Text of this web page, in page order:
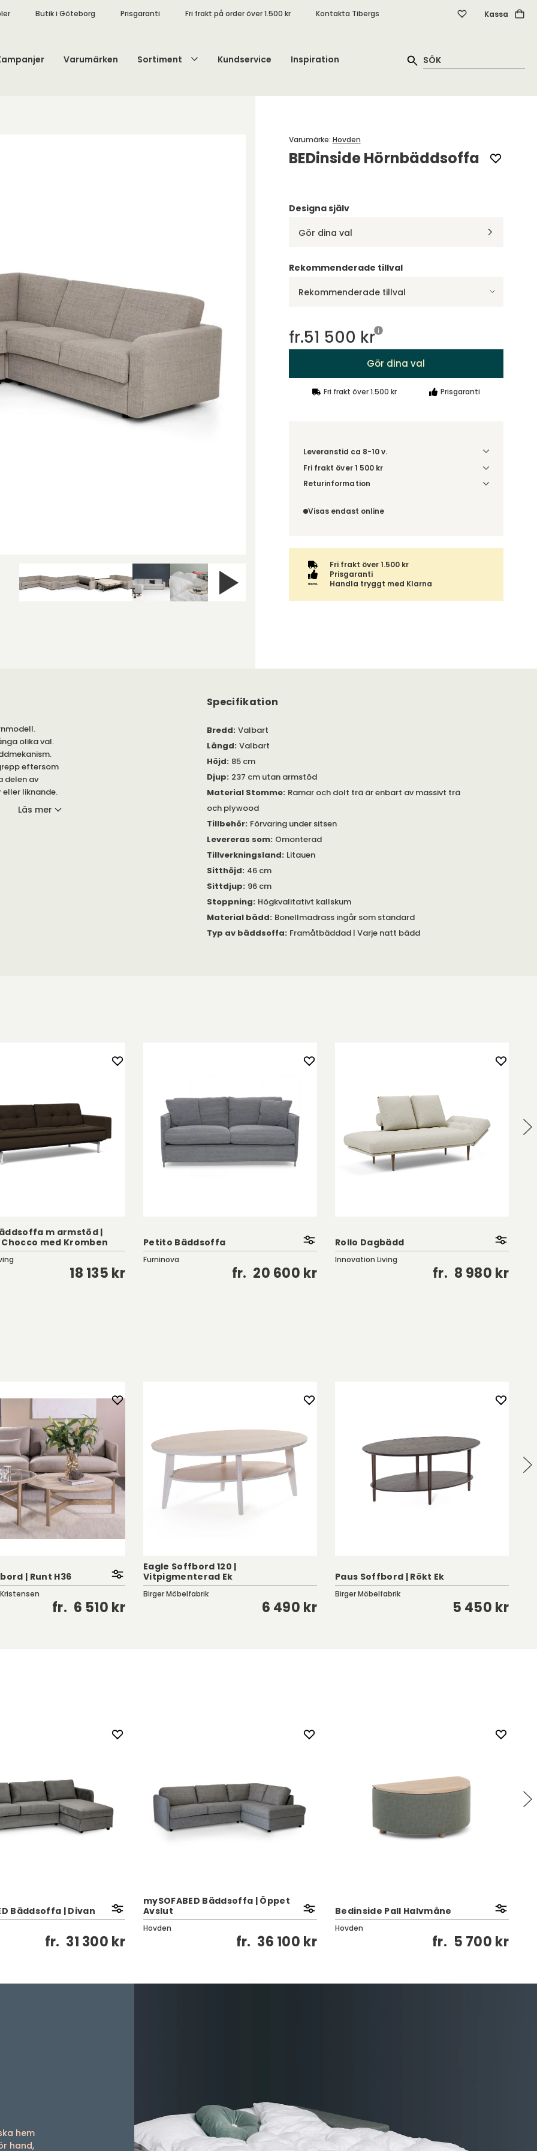
Butik i Göteborg Prisgaranti Fri frakt på order över 1.500 kr Kontakta Tibergs Kassa
Varumärken Sortiment Kundservice Inspiration
BEDinside Hörnbäddsoffa
Varumärke: Hovden
Designa själv
Gör dina val
Rekommenderade tillval
Rekommenderade tillval
fr.51 500 kr
Gör dina val
Fri frakt över 1.500 kr Prisgaranti
Leveranstid ca 8-10 v.
Fri frakt över 1 500 kr
Välj utförande via 'Gör dina val' för
Returinformation
omfattas därför inte av ångerrätten.
Visas endast online
Fri frakt över 1.500 kr
Prisgaranti
Handla tryggt med Klarna
olika val.
eftersom
delen av
liknande.
andra
resp 160 cm
Läs mer
Specifikation
Bredd: Valbart
Längd: Valbart
Höjd: 85 cm
Djup: 237 cm utan armstöd
Material Stomme: Ramar och dolt trä är enbart av massivt trä
och plywood
Tillbehör: Förvaring under sitsen
Levereras som: Omonterad
Tillverkningsland: Litauen
Sitthöjd: 46 cm
Sittdjup: 96 cm
Stoppning: Högkvalitativt kallskum
Material bädd: Bonellmadrass ingår som standard
Typ av bäddsoffa: Framåtbäddad | Varje natt bädd
m armstöd |
med Kromben
18 135 kr
Petito Bäddsoffa
Furninova
fr. 20 600 kr
Rollo Dagbädd
Innovation Living
fr. 8 980 kr
| Runt H36
fr. 6 510 kr
Eagle Soffbord 120 |
Vitpigmenterad Ek
Birger Möbelfabrik
6 490 kr
Paus Soffbord | Rökt Ek
Birger Möbelfabrik
5 450 kr
Bäddsoffa | Divan
fr. 31 300 kr
mySOFABED Bäddsoffa | Öppet
Avslut
Hovden
fr. 36 100 kr
Bedinside Pall Halvmåne
Hovden
fr. 5 700 kr
hem
hand,